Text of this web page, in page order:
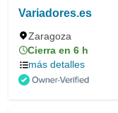
Variadores.es
Zaragoza
Cierra en 6 h
más detalles